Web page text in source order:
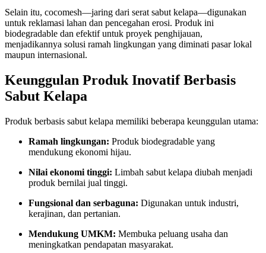
Selain itu, cocomesh—jaring dari serat sabut kelapa—digunakan
untuk reklamasi lahan dan pencegahan erosi. Produk ini
biodegradable dan efektif untuk proyek penghijauan,
menjadikannya solusi ramah lingkungan yang diminati pasar lokal
maupun internasional.
Keunggulan Produk Inovatif Berbasis
Sabut Kelapa
Produk berbasis sabut kelapa memiliki beberapa keunggulan utama:
Ramah lingkungan: Produk biodegradable yang
mendukung ekonomi hijau.
Nilai ekonomi tinggi: Limbah sabut kelapa diubah menjadi
produk bernilai jual tinggi.
Fungsional dan serbaguna: Digunakan untuk industri,
kerajinan, dan pertanian.
Mendukung UMKM: Membuka peluang usaha dan
meningkatkan pendapatan masyarakat.